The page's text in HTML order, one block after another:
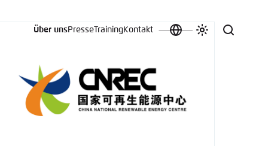
SpracheFarbschema
Suche
Über unsPresseTraining Kontakt